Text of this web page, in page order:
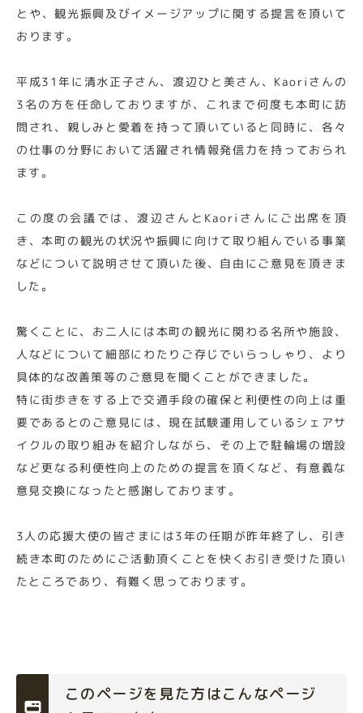
とや、観光振興及びイメージアップに関する提言を頂いて
おります。
平成31年に清水正子さん、渡辺ひと美さん、Kaoriさんの
3名の方を任命しておりますが、これまで何度も本町に訪
問され、親しみと愛着を持って頂いていると同時に、各々
の仕事の分野において活躍され情報発信力を持っておられ
ます。
この度の会議では、渡辺さんとKaoriさんにご出席を頂
き、本町の観光の状況や振興に向けて取り組んでいる事業
などについて説明させて頂いた後、自由にご意見を頂きま
した。
驚くことに、お二人には本町の観光に関わる名所や施設、
人などについて細部にわたりご存じでいらっしゃり、より
具体的な改善策等のご意見を聞くことができました。
特に街歩きをする上で交通手段の確保と利便性の向上は重
要であるとのご意見には、現在試験運用しているシェアサ
イクルの取り組みを紹介しながら、その上で駐輪場の増設
など更なる利便性向上のための提言を頂くなど、有意義な
意見交換になったと感謝しております。
3人の応援大使の皆さまには3年の任期が昨年終了し、引き
続き本町のためにご活動頂くことを快くお引き受けた頂い
たところであり、有難く思っております。
このページを見た方はこんなページ